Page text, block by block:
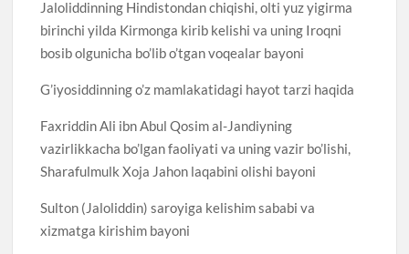
Jaloliddinning Hindistondan chiqishi, olti yuz yigirma
birinchi yilda Kirmonga kirib kelishi va uning Iroqni
bosib olgunicha bo’lib o’tgan voqealar bayoni
G’iyosiddinning o’z mamlakatidagi hayot tarzi haqida
Faxriddin Ali ibn Abul Qosim al-Jandiyning
vazirlikkacha bo’lgan faoliyati va uning vazir bo’lishi,
Sharafulmulk Xoja Jahon laqabini olishi bayoni
Sulton (Jaloliddin) saroyiga kelishim sababi va
xizmatga kirishim bayoni